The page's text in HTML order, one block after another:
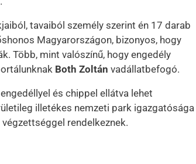
tavaiból személy szerint én 17 darab
Magyarországon, bizonyos, hogy
Több, mint valószínű, hogy engedély
Both Zoltán vadállatbefogó.
és chippel ellátva lehet
illetékes nemzeti park igazgatósága
rendelkeznek.